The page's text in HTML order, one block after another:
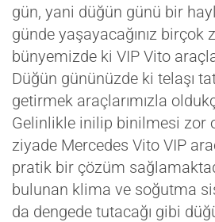
gün, yani düğün günü bir
günde yaşayacağınız birçok
bünyemizde ki VIP Vito
Düğün gününüzde ki telaşı
getirmek araçlarımızla
Gelinlikle inilip binilmesi zor
ziyade Mercedes Vito VIP
pratik bir çözüm
bulunan klima ve soğutma
da dengede tutacağı gibi